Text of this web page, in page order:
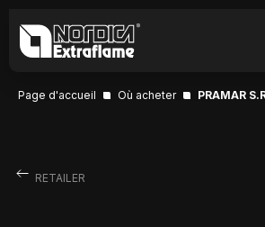
Page d'accueil Où acheter PRAMAR
RETAILER